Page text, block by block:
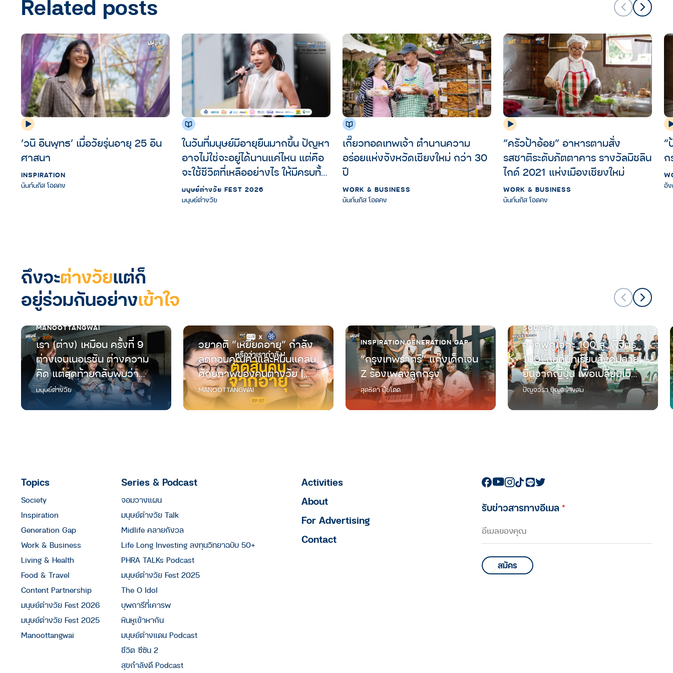
Related posts
‘วนิ อินพุทธ’ เมื่อวัยรุ่นอายุ 25 อิน
ศาสนา
INSPIRATION
นันท์นภัส โอดคง
ในวันที่มนุษย์มีอายุยืนมากขึ้น ปัญหา
อาจไม่ใช่จะอยู่ได้นานแค่ไหน แต่คือ
จะใช้ชีวิตที่เหลืออย่างไร ให้มีครบทั้ง
สุขภาพ อิสรภาพ และความสุข |
Stage มนุษย์ต่างวัย Fest 2026
มนุษย์ต่างวัย FEST 2026
มนุษย์ต่างวัย
เกี๊ยวทอดเทพเจ้า ตำนานความ
อร่อยแห่งจังหวัดเชียงใหม่ กว่า 30
ปี
WORK & BUSINESS
นันท์นภัส โอดคง
“ครัวป้าอ้อย” อาหารตามสั่ง
รสชาติระดับภัตตาคาร รางวัลมิชลิน
ไกด์ 2021 แห่งเมืองเชียงใหม่
WORK & BUSINESS
นันท์นภัส โอดคง
“
ก
อั
ถึงจะต่างวัยแต่ก็
อยู่ร่วมกันอย่างเข้าใจ
MANOOTTANGWAI
เรา (ต่าง) เหมือน ครั้งที่ 9
ต่างเจนเนอเรชัน ต่างความ
คิด แต่สุดท้ายกลับพบว่า
“เราเหมือนกัน”
มนุษย์ต่างวัย
วยาคติ “เหยียดอายุ” กำลัง
ลดทอนคุณค่าและหมิ่นแคลน
ศักยภาพของคนต่างวัย |
มนุษย์ต่างวัย Talk EP.87
MANOOTTANGWAI
INSPIRATION,GENERATION GAP
“กรุงเทพราตรี” แก๊งเด็กเจน
Z ร้องเพลงลูกกรุง
สุดธิดา นุ้ยโดด
SOCIETY
จากฟูกูโอกะ 100 สู่ ‘พิจิตร
100’ ถอดบทเรียนสังคมอายุ
ยืนจากญี่ปุ่น เพื่อเปลี่ยนเมือง
ทางผ่านที่มีแต่ผู้สูงวัย ให้เป็น
แลนด์มาร์กใหม่ของการใช้
ปัญจวรา บุญสร้างสม
Topics
Society
Inspiration
Generation Gap
Work & Business
Living & Health
Food & Travel
Content Partnership
มนุษย์ต่างวัย Fest 2026
มนุษย์ต่างวัย Fest 2025
Manoottangwai
Series & Podcast
จอมวางแผน
มนุษย์ต่างวัย Talk
Midlife คลายกังวล
Life Long Investing ลงทุนวิทยาฉบับ 50+
PHRA TALKs Podcast
มนุษย์ต่างวัย Fest 2025
The O Idol
บุพการีที่เคารพ
หันหูเข้าหากัน
มนุษย์ต่างแดน Podcast
ชีวิต ซีซัน 2
สุขกำลังดี Podcast
Activities
About
For Advertising
Contact
รับข่าวสารทางอีเมล*